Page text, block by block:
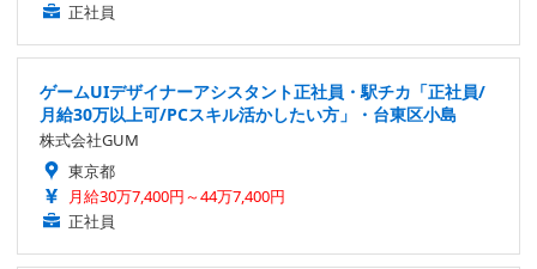
正社員
ゲームUIデザイナーアシスタント正社員・駅チカ「正社員/
月給30万以上可/PCスキル活かしたい方」・台東区小島
株式会社GUM
東京都
月給30万7,400円～44万7,400円
正社員